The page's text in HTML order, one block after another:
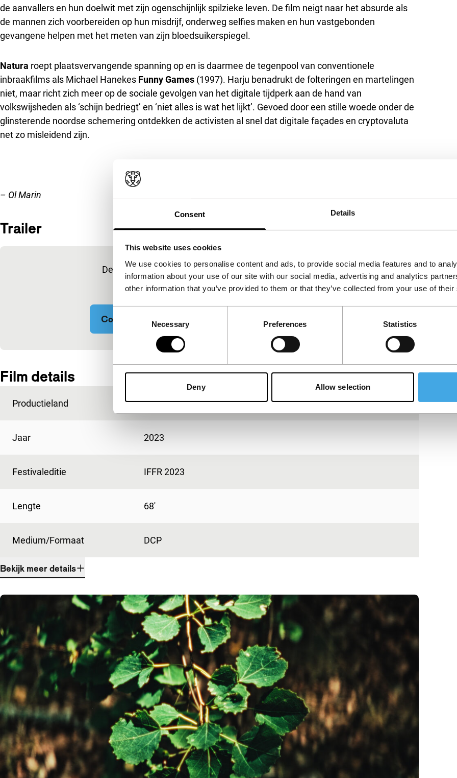
Consent Details
This website uses cookies
We use cookies to personalise content and ads, to provide social media features and to
information about your use of our site with our social media, advertising and analytics
other information that you’ve provided to them or that they’ve collected from your use of
Necessary Preferences Statistics
Deny Allow selection
de aanvallers en hun doelwit met zijn ogenschijnlijk spilzieke leven. De film neigt naar het absurde als
de mannen zich voorbereiden op hun misdrijf, onderweg selfies maken en hun vastgebonden
gevangene helpen met het meten van zijn bloedsuikerspiegel.
Natura roept plaatsvervangende spanning op en is daarmee de tegenpool van conventionele
inbraakfilms als Michael Hanekes Funny Games (1997). Harju benadrukt de folteringen en martelingen
niet, maar richt zich meer op de sociale gevolgen van het digitale tijdperk aan de hand van
volkswijsheden als ‘schijn bedriegt’ en ‘niet alles is wat het lijkt’. Gevoed door een stille woede onder de
glinsterende noordse schemering ontdekken de activisten al snel dat digitale façades en cryptovaluta
net zo misleidend zijn.
– Ol Marin
Trailer
Deze inhoud is beschikbaar na het accepteren van de
marketingcookies.
Cookie-instellingen wijzigen Bekijk op YouTube
Film details
Productieland Finland
Jaar 2023
Festivaleditie IFFR 2023
Lengte 68'
Medium/Formaat DCP
Bekijk meer details